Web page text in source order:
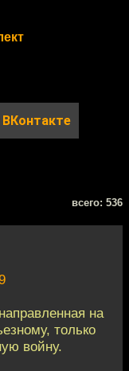
ВКонтакте
всего: 536
на
только
войну.